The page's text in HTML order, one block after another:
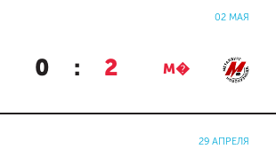
02 МАЯ
0 : 2 М�
29 АПРЕЛЯ